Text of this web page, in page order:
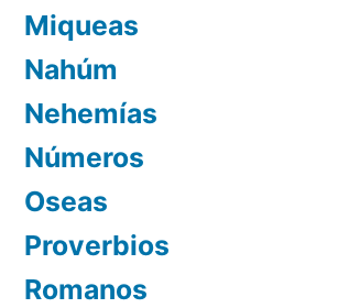
Miqueas
Nahúm
Nehemías
Números
Oseas
Proverbios
Romanos